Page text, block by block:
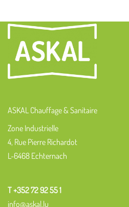
ASKAL Chauffage & Sanitaire
Zone Industrielle
4, Rue Pierre Richardot
L-6468 Echternach
T +352 72 92 55 1
info@askal.lu